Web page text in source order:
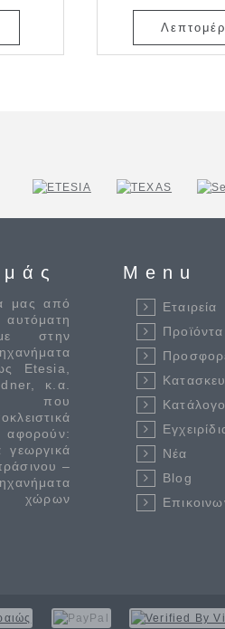
μας από
στην
Etesia,
κ.α.
που
γεωργικά
–
χώρων
Menu
Εταιρεία
Προϊόντα
Νέα
Blog